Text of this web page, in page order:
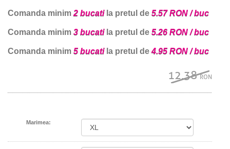
Comanda minim 2 bucatila pretul de 5.57 RON / buc
Comanda minim 3 bucatila pretul de 5.26 RON / buc
Comanda minim 5 bucatila pretul de4.95 RON / buc
12.38RON
Marimea: